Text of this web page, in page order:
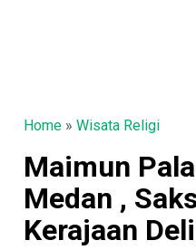
Home »Wisata Religi
Maimun
Medan ,
Kerajaan Deli